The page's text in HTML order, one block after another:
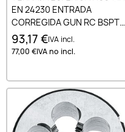
EN 24230 ENTRADA
CORREGIDA GUN RC BSPT
1/4-19
93,17 €IVA incl.
77,00 €IVA no incl.